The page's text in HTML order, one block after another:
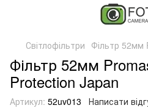
Світлофільтри Фільтр 52мм
Фільтр 52мм
Protection Japan
Артикул: 52uv013 Написати